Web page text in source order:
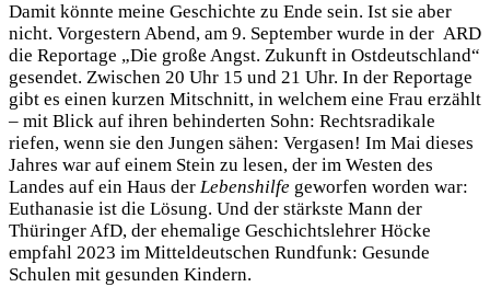
Damit könnte meine Geschichte zu Ende sein. Ist sie aber
nicht. Vorgestern Abend, am 9. September wurde in der ARD
die Reportage „Die große Angst. Zukunft in Ostdeutschland“
gesendet. Zwischen 20 Uhr 15 und 21 Uhr. In der Reportage
gibt es einen kurzen Mitschnitt, in welchem eine Frau erzählt
– mit Blick auf ihren behinderten Sohn: Rechtsradikale
riefen, wenn sie den Jungen sähen: Vergasen! Im Mai dieses
Jahres war auf einem Stein zu lesen, der im Westen des
Landes auf ein Haus der Lebenshilfe geworfen worden war:
Euthanasie ist die Lösung. Und der stärkste Mann der
Thüringer AfD, der ehemalige Geschichtslehrer Höcke
empfahl 2023 im Mitteldeutschen Rundfunk: Gesunde
Schulen mit gesunden Kindern.